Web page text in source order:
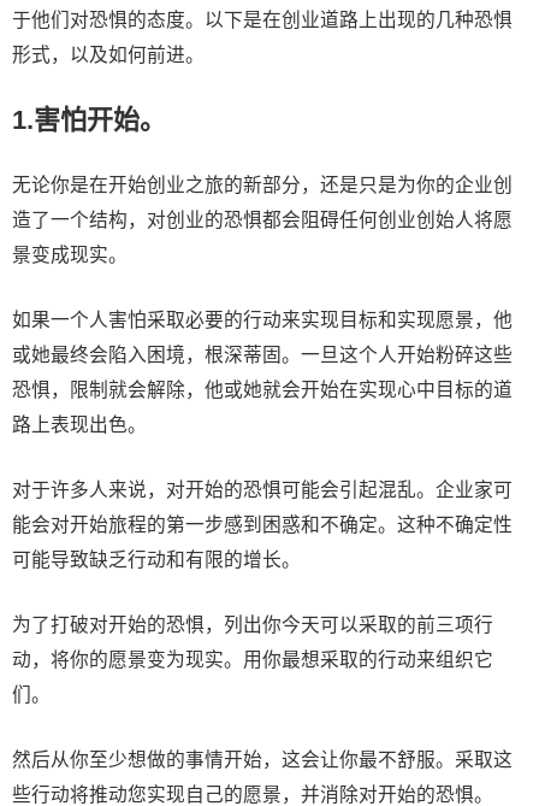
于他们对恐惧的态度。以下是在创业道路上出现的几种恐惧
形式，以及如何前进。
1.害怕开始。
无论你是在开始创业之旅的新部分，还是只是为你的企业创
造了一个结构，对创业的恐惧都会阻碍任何创业创始人将愿
景变成现实。
如果一个人害怕采取必要的行动来实现目标和实现愿景，他
或她最终会陷入困境，根深蒂固。一旦这个人开始粉碎这些
恐惧，限制就会解除，他或她就会开始在实现心中目标的道
路上表现出色。
对于许多人来说，对开始的恐惧可能会引起混乱。企业家可
能会对开始旅程的第一步感到困惑和不确定。这种不确定性
可能导致缺乏行动和有限的增长。
为了打破对开始的恐惧，列出你今天可以采取的前三项行
动，将你的愿景变为现实。用你最想采取的行动来组织它
们。
然后从你至少想做的事情开始，这会让你最不舒服。采取这
些行动将推动您实现自己的愿景，并消除对开始的恐惧。